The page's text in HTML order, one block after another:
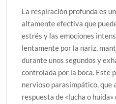
La respiración profunda es
altamente efectiva que
estrés y las emociones
lentamente por la nariz,
durante unos segundos y
controlada por la boca. Este
nervioso parasimpático, que
respuesta de «lucha o